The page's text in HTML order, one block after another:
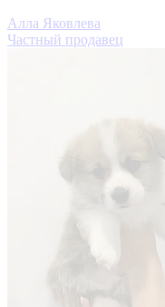
Алла Яковлева
Частный продавец